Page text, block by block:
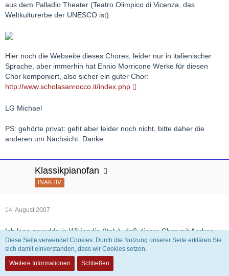
aus dem Palladio Theater (Teatro Olimpico di Vicenza, das
Weltkulturerbe der UNESCO ist):
Hier noch die Webseite dieses Chores, leider nur in italienischer
Sprache, aber immerhin hat Ennio Morricone Werke für diesen
Chor komponiert, also sicher ein guter Chor:
http://www.scholasanrocco.it/index.php
LG Michael
PS: gehörte privat: geht aber leider noch nicht, bitte daher die
anderen um Nachsicht. Danke
Klassikpianofan
INAKTIV
14. August 2007
Ich lese geradde in Wikipedia (Italy), daß dieser Chor mit Andras
Schiff die Chorfantasie op.80 von Beethoven im Jahr 2000 in
Vicenza aufgeführt hat, Norbert
Diese Seite verwendet Cookies. Durch die Nutzung unserer Seite erklären Sie
sich damit einverstanden, dass wir Cookies setzen.
Weitere Informationen
Schließen